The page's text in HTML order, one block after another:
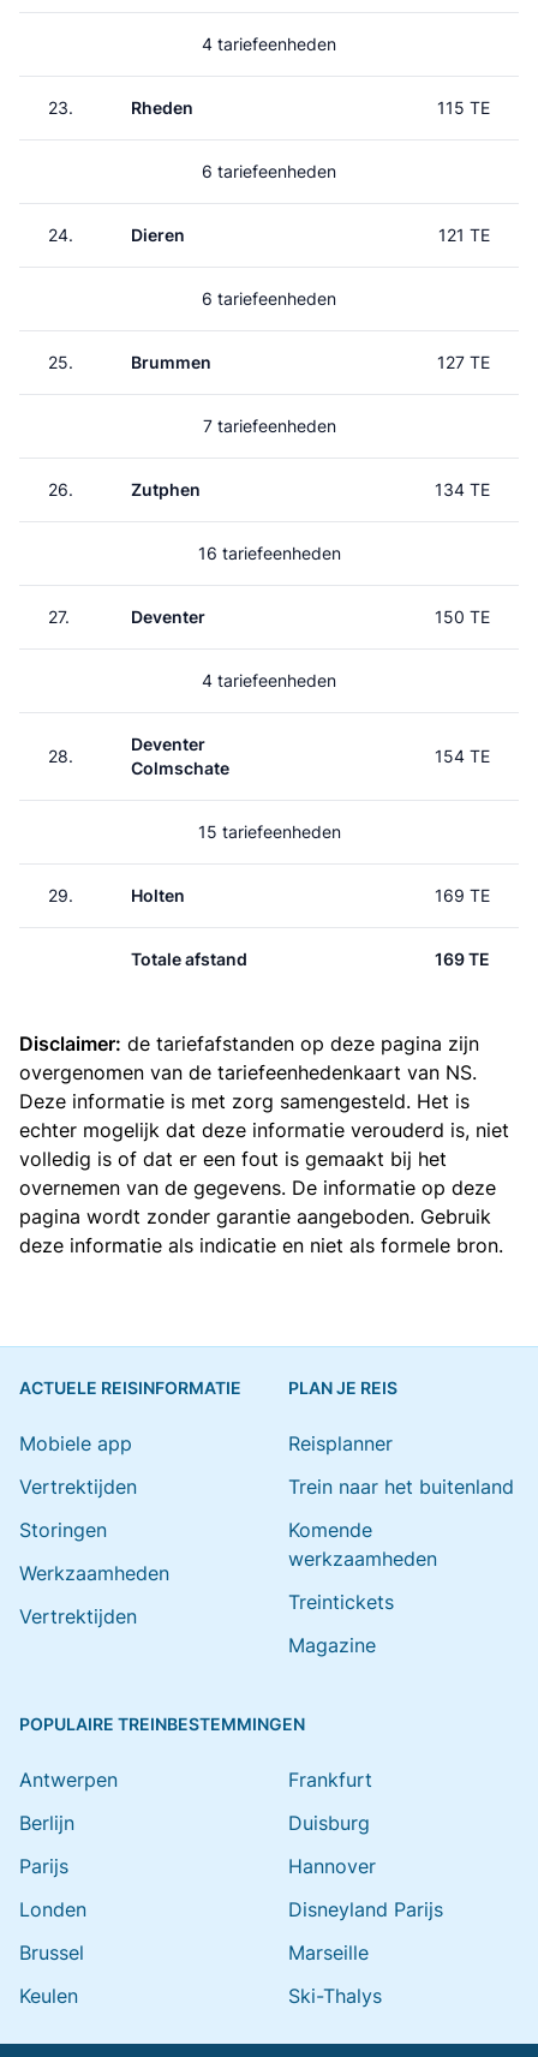
4 tariefeenheden
23. Rheden 115 TE
6 tariefeenheden
24. Dieren 121 TE
6 tariefeenheden
25. Brummen 127 TE
7 tariefeenheden
26. Zutphen 134 TE
16 tariefeenheden
27. Deventer 150 TE
4 tariefeenheden
28.
Deventer
Colmschate
154 TE
15 tariefeenheden
29. Holten 169 TE
Totale afstand 169 TE
Disclaimer: de tariefafstanden op deze pagina zijn
overgenomen van de tariefeenhedenkaart van NS.
Deze informatie is met zorg samengesteld. Het is
echter mogelijk dat deze informatie verouderd is, niet
volledig is of dat er een fout is gemaakt bij het
overnemen van de gegevens. De informatie op deze
pagina wordt zonder garantie aangeboden. Gebruik
deze informatie als indicatie en niet als formele bron.
ACTUELE REISINFORMATIE
Mobiele app
Vertrektijden
Storingen
Werkzaamheden
Vertrektijden
PLAN JE REIS
Reisplanner
Trein naar het buitenland
Komende
werkzaamheden
Treintickets
Magazine
POPULAIRE TREINBESTEMMINGEN
Antwerpen
Berlijn
Parijs
Londen
Brussel
Keulen
Frankfurt
Duisburg
Hannover
Disneyland Parijs
Marseille
Ski-Thalys